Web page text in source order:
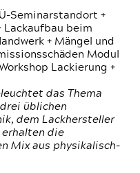
Seminarstandort +
Lackaufbau beim
+ Mängel und
Modul
Lackierung +
das Thema
üblichen
dem Lackhersteller
erhalten die
Mix aus physikalisch-